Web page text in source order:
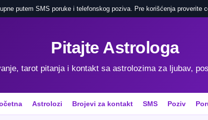
putem SMS poruke i telefonskog poziva. Pre korišćenja proverite
Pitajte Astrologa
tarot pitanja i kontakt sa astrolozima za ljubav,
Astrolozi Brojevi za kontakt SMS Poziv